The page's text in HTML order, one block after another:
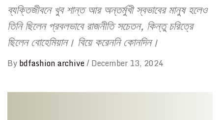
ব্যক্তিজীবনে খুব শান্ত আর অন্তর্মুখী স্বভাবের মানুষ হলেও
তিনি ছিলেন প্রবলভাবে রাজনীতি সচেতন, কিন্তু চরিত্রে
ছিলেন বোহেমিয়ান। বিয়ে করেননি কোনদিন।
Bybdfashion archive/December 13, 2024